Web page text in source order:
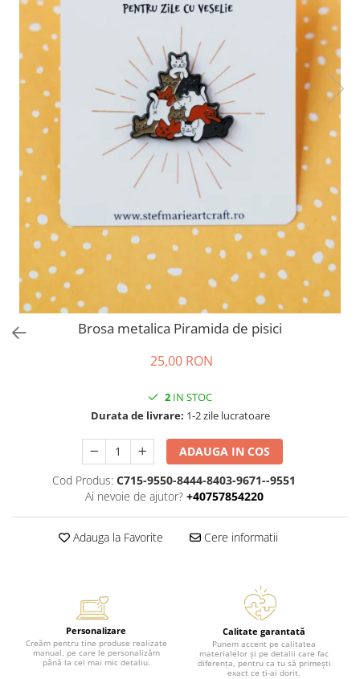
Plicuri pentru bani Botez
Accesorii și decor botez
Lumânări botez
Mărturii botez
Pahare botez
Toppers Candy bar
Trusouri botez
Etichete marturii botez
Brosa metalica Piramida de pisici
25,00 RON
2 IN STOC
Durata de livrare: 1-2 zile lucratoare
ADAUGA IN COS
Cod Produs: C715-9550-8444-8403-9671--9551
Ai nevoie de ajutor? +40757854220
Adauga la Favorite Cere informatii
Personalizare
Creăm pentru tine produse realizate
manual, pe care le personalizăm
până la cel mai mic detaliu.
Calitate garantată
Punem accent pe calitatea
materialelor și pe detalii care fac
diferența, pentru ca tu să primești
exact ce ți-ai dorit.